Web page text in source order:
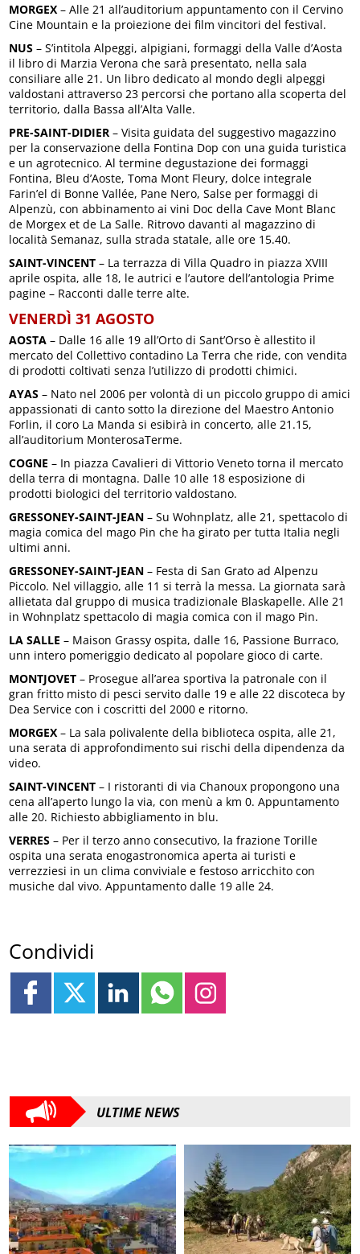
MORGEX – Alle 21 all’auditorium appuntamento con il Cervino
Cine Mountain e la proiezione dei film vincitori del festival.
NUS – S’intitola Alpeggi, alpigiani, formaggi della Valle d’Aosta
il libro di Marzia Verona che sarà presentato, nella sala
consiliare alle 21. Un libro dedicato al mondo degli alpeggi
valdostani attraverso 23 percorsi che portano alla scoperta del
territorio, dalla Bassa all’Alta Valle.
PRE-SAINT-DIDIER – Visita guidata del suggestivo magazzino
per la conservazione della Fontina Dop con una guida turistica
e un agrotecnico. Al termine degustazione dei formaggi
Fontina, Bleu d’Aoste, Toma Mont Fleury, dolce integrale
Farin’el di Bonne Vallée, Pane Nero, Salse per formaggi di
Alpenzù, con abbinamento ai vini Doc della Cave Mont Blanc
de Morgex et de La Salle. Ritrovo davanti al magazzino di
località Semanaz, sulla strada statale, alle ore 15.40.
SAINT-VINCENT – La terrazza di Villa Quadro in piazza XVIII
aprile ospita, alle 18, le autrici e l’autore dell’antologia Prime
pagine – Racconti dalle terre alte.
VENERDÌ 31 AGOSTO
AOSTA – Dalle 16 alle 19 all’Orto di Sant’Orso è allestito il
mercato del Collettivo contadino La Terra che ride, con vendita
di prodotti coltivati senza l’utilizzo di prodotti chimici.
AYAS – Nato nel 2006 per volontà di un piccolo gruppo di amici
appassionati di canto sotto la direzione del Maestro Antonio
Forlin, il coro La Manda si esibirà in concerto, alle 21.15,
all’auditorium MonterosaTerme.
COGNE – In piazza Cavalieri di Vittorio Veneto torna il mercato
della terra di montagna. Dalle 10 alle 18 esposizione di
prodotti biologici del territorio valdostano.
GRESSONEY-SAINT-JEAN – Su Wohnplatz, alle 21, spettacolo di
magia comica del mago Pin che ha girato per tutta Italia negli
ultimi anni.
GRESSONEY-SAINT-JEAN – Festa di San Grato ad Alpenzu
Piccolo. Nel villaggio, alle 11 si terrà la messa. La giornata sarà
allietata dal gruppo di musica tradizionale Blaskapelle. Alle 21
in Wohnplatz spettacolo di magia comica con il mago Pin.
LA SALLE – Maison Grassy ospita, dalle 16, Passione Burraco,
unn intero pomeriggio dedicato al popolare gioco di carte.
MONTJOVET – Prosegue all’area sportiva la patronale con il
gran fritto misto di pesci servito dalle 19 e alle 22 discoteca by
Dea Service con i coscritti del 2000 e ritorno.
MORGEX – La sala polivalente della biblioteca ospita, alle 21,
una serata di approfondimento sui rischi della dipendenza da
video.
SAINT-VINCENT – I ristoranti di via Chanoux propongono una
cena all’aperto lungo la via, con menù a km 0. Appuntamento
alle 20. Richiesto abbigliamento in blu.
VERRES – Per il terzo anno consecutivo, la frazione Torille
ospita una serata enogastronomica aperta ai turisti e
verrezziesi in un clima conviviale e festoso arricchito con
musiche dal vivo. Appuntamento dalle 19 alle 24.
Condividi
ULTIME NEWS